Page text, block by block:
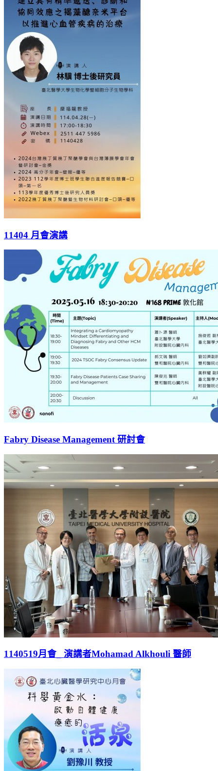
11404 月會演講
Fabry Disease Management 研討會
1140519月會_ 演講者Mohamad Alkhouli 醫師